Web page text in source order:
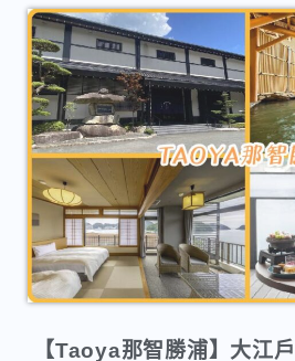
【Taoya那智勝浦】大江
Premium 越之湯
Novan 2026-03-10 和
Taoya 那智勝浦（原名：大江戶
湯）於2025年6月29日完成了品
價全包」的和風現代體驗為主打